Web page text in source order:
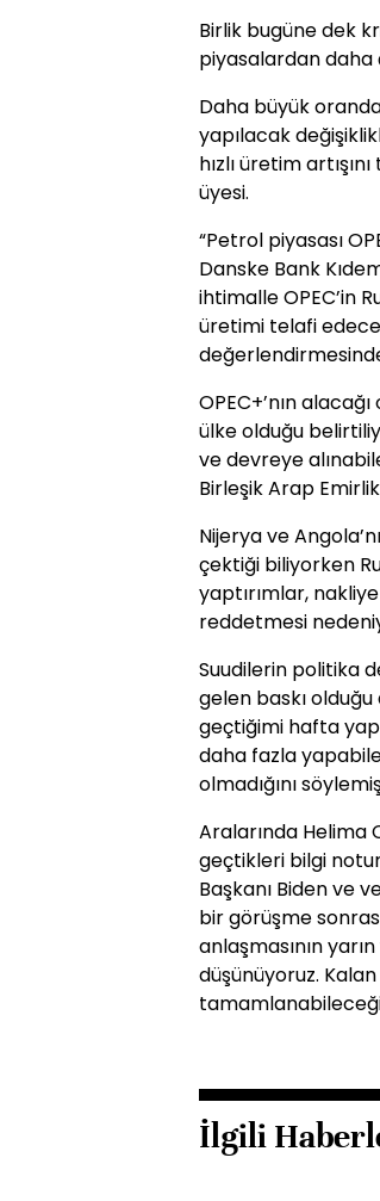
Birlik bugüne dek
piyasalardan daha
Daha büyük
yapılacak
hızlı üretim
üyesi.
“Petrol piyasası
Danske Bank
ihtimalle OPEC’in
üretimi telafi
OPEC+’nın
ülke olduğu
ve devreye
Birleşik Arap
Nijerya ve
çektiği biliyorken
yaptırımlar,
reddetmesi
Suudilerin politika
gelen baskı
geçtiğimi hafta
daha fazla
olmadığını
Aralarında Helima
geçtikleri bilgi
Başkanı Biden ve
bir görüşme
anlaşmasının
düşünüyoruz.
İlgili